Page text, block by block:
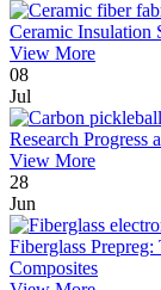
Ceramic Insulation
View More
08
Jul
Research
View More
28
Jun
Fiberglass
Composites